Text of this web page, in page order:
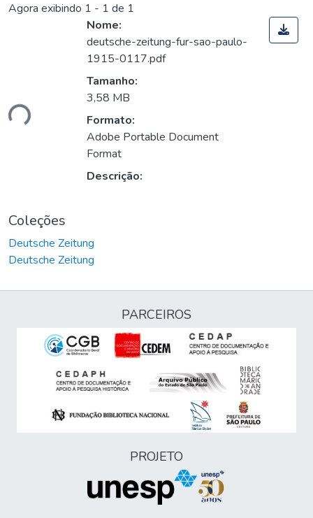
Agora exibindo 1 - 1 de 1
Nome:
deutsche-zeitung-fur-sao-paulo-
1915-0117.pdf
Tamanho:
3,58 MB
Formato:
Adobe Portable Document
Format
Descrição:
Coleções
Deutsche Zeitung
Deutsche Zeitung
PARCEIROS
PROJETO